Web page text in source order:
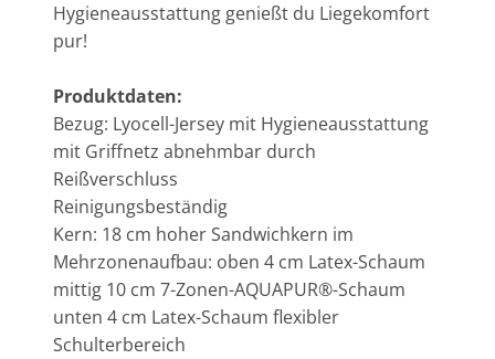
Hygieneausstattung genießt du Liegekomfort
pur!
Produktdaten:
Bezug: Lyocell-Jersey mit Hygieneausstattung
mit Griffnetz abnehmbar durch
Reißverschluss
Reinigungsbeständig
Kern: 18 cm hoher Sandwichkern im
Mehrzonenaufbau: oben 4 cm Latex-Schaum
mittig 10 cm 7-Zonen-AQUAPUR®-Schaum
unten 4 cm Latex-Schaum flexibler
Schulterbereich